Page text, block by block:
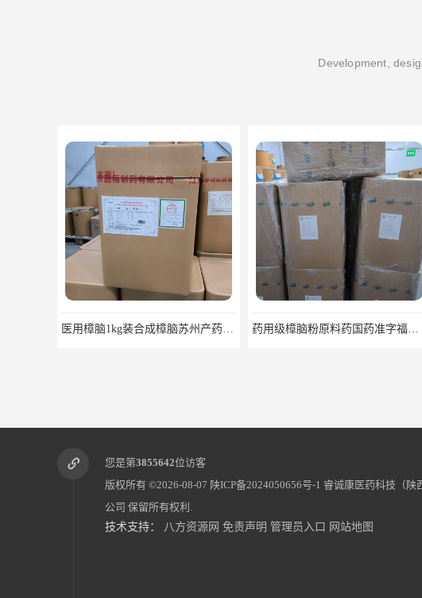
Development,
医用樟脑1kg装合成樟脑苏州产药典标准 药用级樟脑粉原料药国药准字福建青松
您是第3855642位访客
版权所有 ©2026-08-07 陕ICP备2024050656号-1 睿诚康医药科技（陕
公司 保留所有权利.
技术支持： 八方资源网 免责声明 管理员入口 网站地图